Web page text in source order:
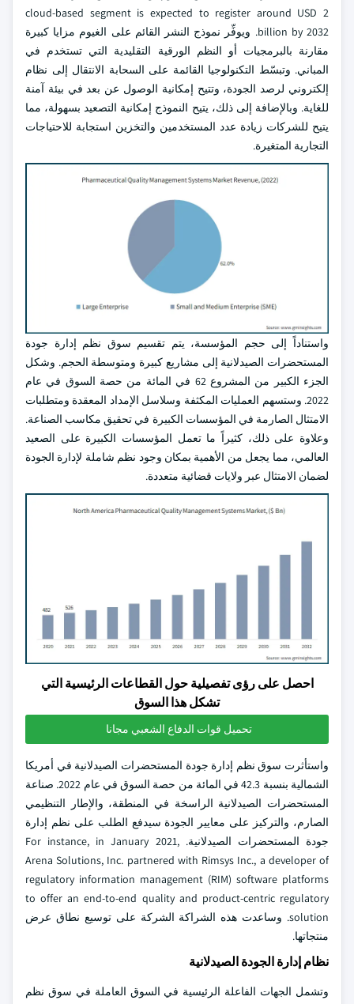
cloud-based segment is expected to register around USD 2
billion by 2032. ويوفِّر نموذج النشر القائم على الغيوم مزايا كبيرة
مقارنة بالبرمجيات أو النظم الورقية التقليدية التي تستخدم في
المباني. وتبسّط التكنولوجيا القائمة على السحابة الانتقال إلى نظام
إلكتروني لرصد الجودة، وتتيح إمكانية الوصول عن بعد في بيئة آمنة
للغاية. وبالإضافة إلى ذلك، يتيح النموذج إمكانية التصعيد بسهولة، مما
يتيح للشركات زيادة عدد المستخدمين والتخزين استجابة للاحتياجات
التجارية المتغيرة.
واستناداً إلى حجم المؤسسة، يتم تقسيم سوق نظم إدارة جودة
المستحضرات الصيدلانية إلى مشاريع كبيرة ومتوسطة الحجم. وشكل
الجزء الكبير من المشروع 62 في المائة من حصة السوق في عام
2022. وستسهم العمليات المكثفة وسلاسل الإمداد المعقدة ومتطلبات
الامتثال الصارمة في المؤسسات الكبيرة في تحقيق مكاسب الصناعة.
وعلاوة على ذلك، كثيراً ما تعمل المؤسسات الكبيرة على الصعيد
العالمي، مما يجعل من الأهمية بمكان وجود نظم شاملة لإدارة الجودة
لضمان الامتثال عبر ولايات قضائية متعددة.
احصل على رؤى تفصيلية حول القطاعات الرئيسية التي
تشكل هذا السوق
تحميل قوات الدفاع الشعبي مجانا
واستأثرت سوق نظم إدارة جودة المستحضرات الصيدلانية في أمريكا
الشمالية بنسبة 42.3 في المائة من حصة السوق في عام 2022. صناعة
المستحضرات الصيدلانية الراسخة في المنطقة، والإطار التنظيمي
الصارم، والتركيز على معايير الجودة سيدفع الطلب على نظم إدارة
جودة المستحضرات الصيدلانية. For instance, in January 2021,
Arena Solutions, Inc. partnered with Rimsys Inc., a developer of
regulatory information management (RIM) software platforms
to offer an end-to-end quality and product-centric regulatory
solution. وساعدت هذه الشراكة الشركة على توسيع نطاق عرض
منتجاتها.
نظام إدارة الجودة الصيدلانية
وتشمل الجهات الفاعلة الرئيسية في السوق العاملة في سوق نظم